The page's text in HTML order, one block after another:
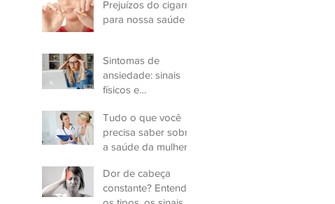
Prejuízos do cigarro
para nossa saúde
Sintomas de
ansiedade: sinais
físicos e
Tudo o que você
precisa saber sobre
a saúde da mulher
Dor de cabeça
constante? Entenda